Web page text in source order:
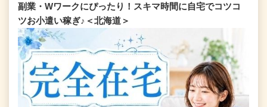
副業・Wワークにぴったり！スキマ時間に自宅でコツコ
ツお小遣い稼ぎ♪＜北海道＞